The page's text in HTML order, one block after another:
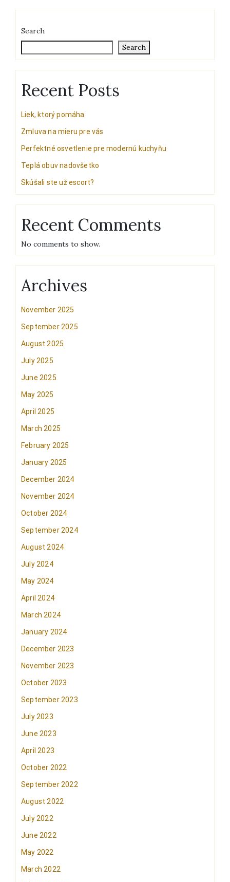
Search
Search
Recent Posts
Liek, ktorý pomáha
Zmluva na mieru pre vás
Perfektné osvetlenie pre modernú kuchyňu
Teplá obuv nadovšetko
Skúšali ste už escort?
Recent Comments
No comments to show.
Archives
November 2025
September 2025
August 2025
July 2025
June 2025
May 2025
April 2025
March 2025
February 2025
January 2025
December 2024
November 2024
October 2024
September 2024
August 2024
July 2024
May 2024
April 2024
March 2024
January 2024
December 2023
November 2023
October 2023
September 2023
July 2023
June 2023
April 2023
October 2022
September 2022
August 2022
July 2022
June 2022
May 2022
March 2022